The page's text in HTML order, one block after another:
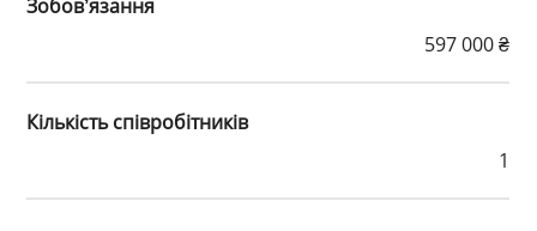
Зобов’язання
597 000 ₴
Кількість співробітників
1